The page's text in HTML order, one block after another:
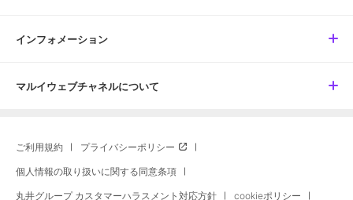
インフォメーション
マルイウェブチャネルについて
ご利用規約 プライバシーポリシー
個人情報の取り扱いに関する同意条項
丸井グループ カスタマーハラスメント対応方針 cookieポリシー